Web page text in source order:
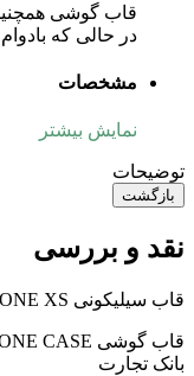
قاب گوشی همچنین
در حالی که
مشخصات
نمایش بیشتر
توضیحات
بازگشت
نقد و بررسی
قاب سیلیکونی IPHONE XS
بانک تجارت